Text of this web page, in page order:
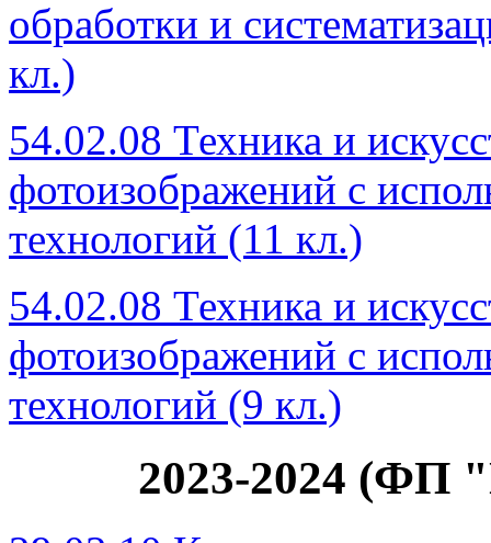
обработки и
кл.)
54.02.08 Техника и
фотоизображений с
технологий (11 кл.)
54.02.08 Техника и
фотоизображений с
технологий (9 кл.)
2023-2024 (ФП